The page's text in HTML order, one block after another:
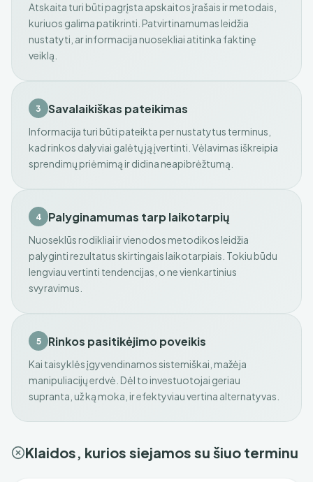
Atskaita turi būti pagrįsta apskaitos įrašais ir metodais,
kuriuos galima patikrinti. Patvirtinamumas leidžia
nustatyti, ar informacija nuosekliai atitinka faktinę
veiklą.
3 Savalaikiškas pateikimas
Informacija turi būti pateikta per nustatytus terminus,
kad rinkos dalyviai galėtų ją įvertinti. Vėlavimas iškreipia
sprendimų priėmimą ir didina neapibrėžtumą.
4 Palyginamumas tarp laikotarpių
Nuoseklūs rodikliai ir vienodos metodikos leidžia
palyginti rezultatus skirtingais laikotarpiais. Tokiu būdu
lengviau vertinti tendencijas, o ne vienkartinius
svyravimus.
5 Rinkos pasitikėjimo poveikis
Kai taisyklės įgyvendinamos sistemiškai, mažėja
manipuliacijų erdvė. Dėl to investuotojai geriau
supranta, už ką moka, ir efektyviau vertina alternatyvas.
Klaidos, kurios siejamos su šiuo terminu